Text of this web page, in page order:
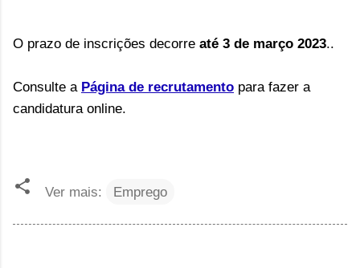
O prazo de inscrições decorre até 3 de março 2023..
Consulte a Página de recrutamento para fazer a
candidatura online.
Ver mais: Emprego